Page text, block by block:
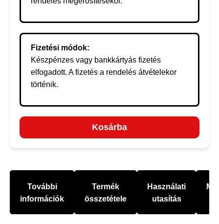
Fizetési módok:
Készpénzes vagy bankkártyás fizetés
elfogadott. A fizetés a rendelés átvételekor
történik.
Kosárba
További
információk
Termék
összetétele
Használati
utasítás